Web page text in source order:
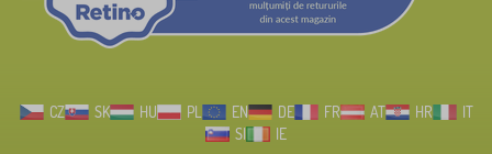
CZ SK HU PL EN DE FR AT HR
IT
SI
IE